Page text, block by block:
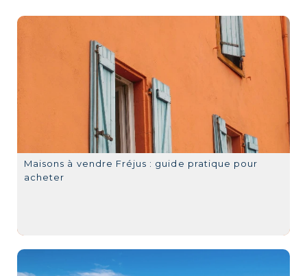
Maisons à vendre Fréjus : guide pratique pour
acheter